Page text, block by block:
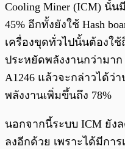
Cooling Miner (ICM) นั้น
45% อีกทั้งยังใช้ Hash
เครื่องขุดทั่วไปนั้นต้องใ
ประหยัดพลังงานกว่ามาก
A1246 แล้วจะกล่าวได้ว่
พลังงานเพิ่มขึ้นถึง 78%
นอกจากนี้ระบบ ICM ยัง
ลงอีกด้วย เพราะได้มีกา